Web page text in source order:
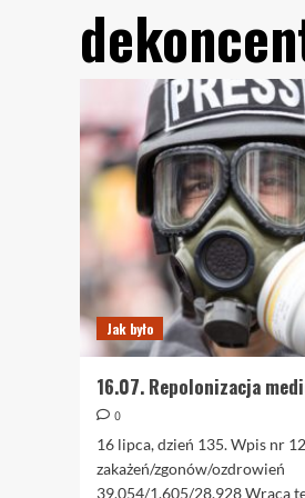
Jak było
16.07. Repolonizacja
0
16 lipca, dzień 135. Wpis nr
zakażeń/zgonów/ozdrowień
39.054/1.605/28.928 Wraca